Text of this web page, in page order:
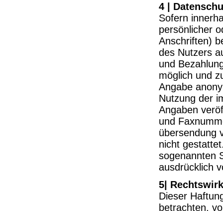
4 |
Sofern
persönlicher
Anschriften)
des Nutzers
und
möglich und
Angabe
Nutzung der
Angaben
und
übersendung
nicht
sogenannten
ausdrücklich
5|
Dieser
betrachten,